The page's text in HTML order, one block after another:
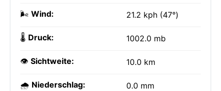
🌬️ Wind: 21.2 kph (47°)
🌡️ Druck: 1002.0 mb
👁️ Sichtweite: 10.0 km
🌧️ Niederschlag: 0.0 mm